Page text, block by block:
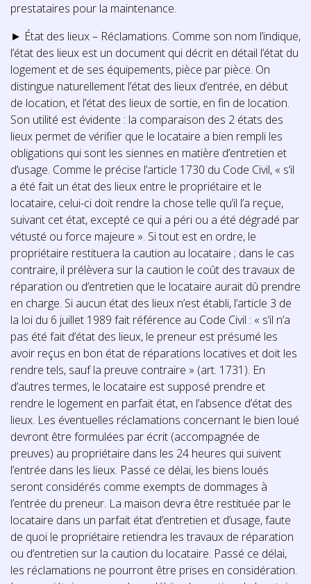
prestataires pour la maintenance.
► État des lieux – Réclamations. Comme son nom l’indique,
l’état des lieux est un document qui décrit en détail l’état du
logement et de ses équipements, pièce par pièce. On
distingue naturellement l’état des lieux d’entrée, en début
de location, et l’état des lieux de sortie, en fin de location.
Son utilité est évidente : la comparaison des 2 états des
lieux permet de vérifier que le locataire a bien rempli les
obligations qui sont les siennes en matière d’entretien et
d’usage. Comme le précise l’article 1730 du Code Civil, « s’il
a été fait un état des lieux entre le propriétaire et le
locataire, celui-ci doit rendre la chose telle qu’il l’a reçue,
suivant cet état, excepté ce qui a péri ou a été dégradé par
vétusté ou force majeure ». Si tout est en ordre, le
propriétaire restituera la caution au locataire ; dans le cas
contraire, il prélèvera sur la caution le coût des travaux de
réparation ou d’entretien que le locataire aurait dû prendre
en charge. Si aucun état des lieux n’est établi, l’article 3 de
la loi du 6 juillet 1989 fait référence au Code Civil : « s’il n’a
pas été fait d’état des lieux, le preneur est présumé les
avoir reçus en bon état de réparations locatives et doit les
rendre tels, sauf la preuve contraire » (art. 1731). En
d’autres termes, le locataire est supposé prendre et
rendre le logement en parfait état, en l’absence d’état des
lieux. Les éventuelles réclamations concernant le bien loué
devront être formulées par écrit (accompagnée de
preuves) au propriétaire dans les 24 heures qui suivent
l’entrée dans les lieux. Passé ce délai, les biens loués
seront considérés comme exempts de dommages à
l’entrée du preneur. La maison devra être restituée par le
locataire dans un parfait état d’entretien et d’usage, faute
de quoi le propriétaire retiendra les travaux de réparation
ou d’entretien sur la caution du locataire. Passé ce délai,
les réclamations ne pourront être prises en considération.